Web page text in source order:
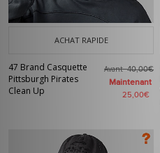
ACHAT RAPIDE
47 Brand Casquette
Pittsburgh Pirates
Clean Up
Avant40,00€
Maintenant
25,00€